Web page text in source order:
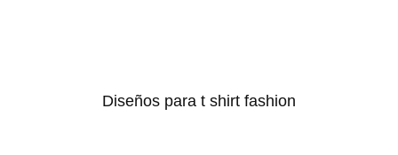
Diseños para t shirt fashion